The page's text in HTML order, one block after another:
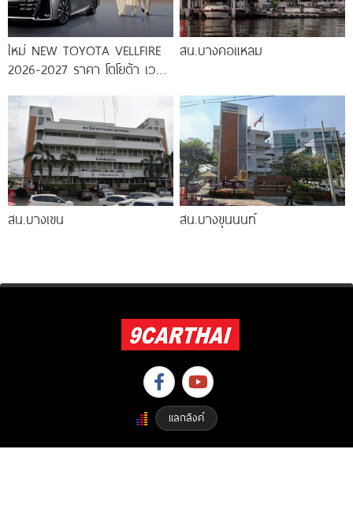
ใหม่ NEW TOYOTA VELLFIRE
2026-2027 ราคา โตโยต้า เวล
สน.บางคอแหลม
สน.บางเขน สน.บางขุนนนท์
แลกลิงค์